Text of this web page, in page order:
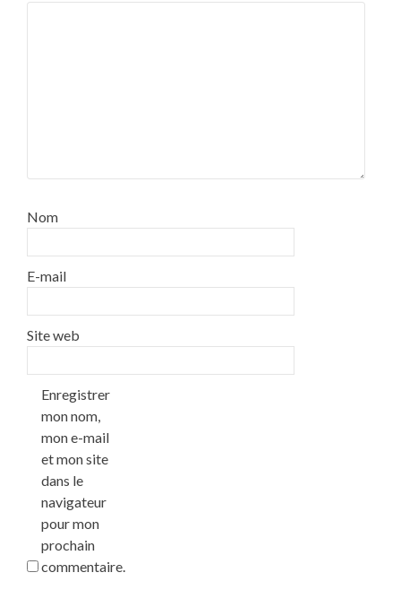
Nom
E-mail
Site web
Enregistrer
mon nom,
mon e-mail
et mon site
dans le
navigateur
pour mon
prochain
commentaire.